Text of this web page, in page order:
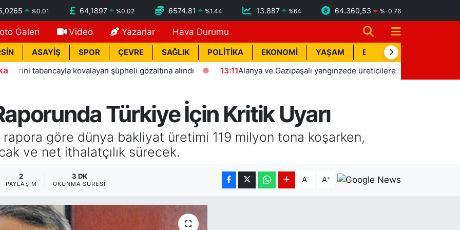
%0.01 64,1897 %0.02 6574.81 %1.44 13.887 %64 64.360,53 %-0.76
Galeri Video Yazarlar Hava Durumu
ASAYİŞ SPOR ÇEVRE SAĞLIK POLİTİKA EKONOMİ YAŞAM BİK İLAN
kovalayan şüpheli gözaltına alındı 13:11Alanya ve Gazipaşalı yangınzede üreticilere sera naylonu desteği
Türkiye İçin Kritik Uyarı
rapora göre dünya bakliyat üretimi 119 milyon tona koşarken,
ve net ithalatçılık sürecek.
2
PAYLAŞIM
3 DK
OKUNMA SÜRESI A- A+